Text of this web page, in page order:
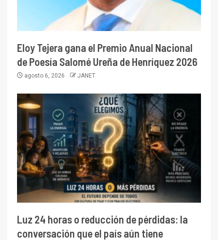
Eloy Tejera gana el Premio Anual Nacional
de Poesía Salomé Ureña de Henríquez 2026
agosto 6, 2026 JANET
Luz 24 horas o reducción de pérdidas: la
conversación que el país aún tiene